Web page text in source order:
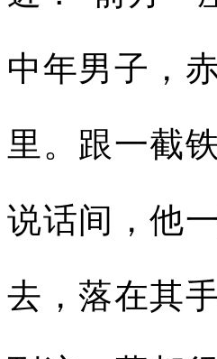
中年男子，
里。跟一截
说话间，他
去，落在其